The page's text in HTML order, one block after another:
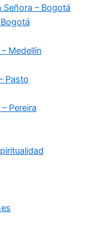
– Bogotá
Medellín
Pasto
Pereira